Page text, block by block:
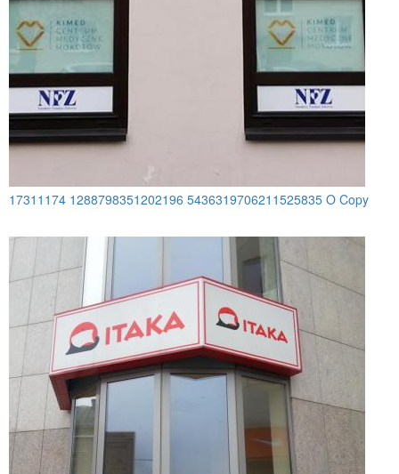
17311174 1288798351202196 5436319706211525835 O Copy